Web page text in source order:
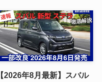
【2026年8月最新】スバル